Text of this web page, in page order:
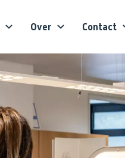
Over Contact